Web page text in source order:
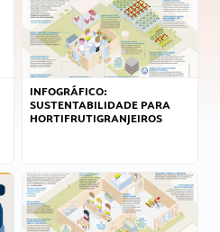
INFOGRÁFICO:
SUSTENTABILIDADE PARA
HORTIFRUTIGRANJEIROS